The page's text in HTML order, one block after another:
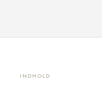
INDHOLD